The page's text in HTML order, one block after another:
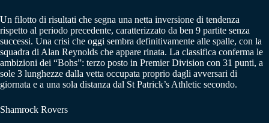
Un filotto di risultati che segna una netta inversione di tendenza
rispetto al periodo precedente, caratterizzato da ben 9 partite senza
successi. Una crisi che oggi sembra definitivamente alle spalle, con la
squadra di Alan Reynolds che appare rinata. La classifica conferma le
ambizioni dei “Bohs”: terzo posto in Premier Division con 31 punti, a
sole 3 lunghezze dalla vetta occupata proprio dagli avversari di
giornata e a una sola distanza dal St Patrick’s Athletic secondo.
Shamrock Rovers